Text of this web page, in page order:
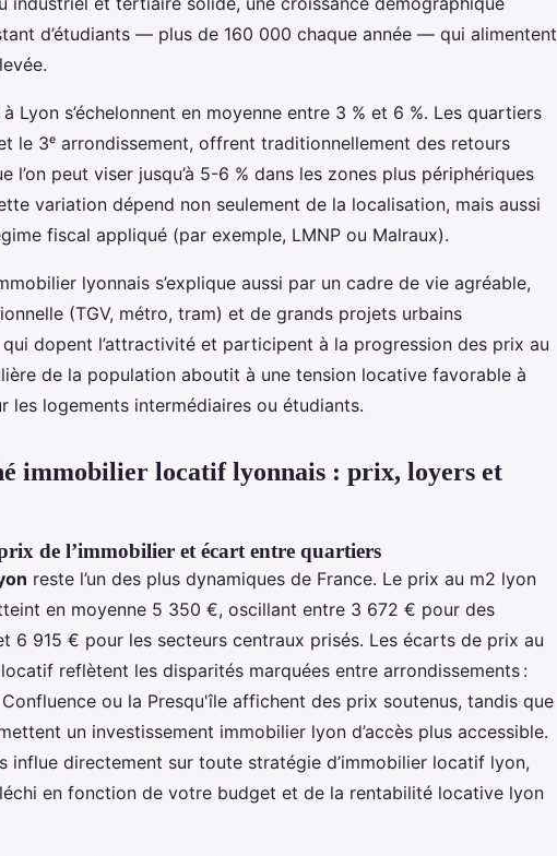
d’étudiants — plus de 160 000 chaque année — qui alimentent
Lyon s’échelonnent en moyenne entre 3 % et 6 %. Les quartiers
le 3ᵉ arrondissement, offrent traditionnellement des retours
l’on peut viser jusqu’à 5-6 % dans les zones plus périphériques
variation dépend non seulement de la localisation, mais aussi
fiscal appliqué (par exemple, LMNP ou Malraux).
lyonnais s’explique aussi par un cadre de vie agréable,
(TGV, métro, tram) et de grands projets urbains
dopent l’attractivité et participent à la progression des prix au
de la population aboutit à une tension locative favorable à
les logements intermédiaires ou étudiants.
immobilier locatif lyonnais : prix, loyers et
de l’immobilier et écart entre quartiers
reste l’un des plus dynamiques de France. Le prix au m2 lyon
en moyenne 5 350 €, oscillant entre 3 672 € pour des
6 915 € pour les secteurs centraux prisés. Les écarts de prix au
reflètent les disparités marquées entre arrondissements :
ou la Presqu'île affichent des prix soutenus, tandis que
un investissement immobilier lyon d’accès plus accessible.
influe directement sur toute stratégie d’immobilier locatif lyon,
en fonction de votre budget et de la rentabilité locative lyon